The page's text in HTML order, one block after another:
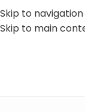
Skip to navigation
Skip to main
Vatan Mh. Kızılcık Sk.